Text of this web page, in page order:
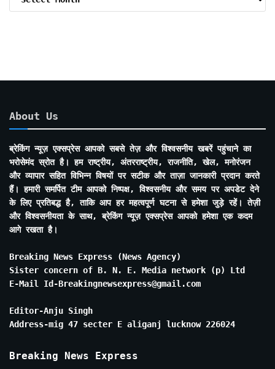
About Us
ब्रेकिंग न्यूज़ एक्सप्रेस आपको सबसे तेज़ और विश्वसनीय खबरें पहुंचाने का
भरोसेमंद स्रोत है। हम राष्ट्रीय, अंतरराष्ट्रीय, राजनीति, खेल, मनोरंजन
और व्यापार सहित विभिन्न विषयों पर सटीक और ताज़ा जानकारी प्रदान करते
हैं। हमारी समर्पित टीम आपको निष्पक्ष, विश्वसनीय और समय पर अपडेट देने
के लिए प्रतिबद्ध है, ताकि आप हर महत्वपूर्ण घटना से हमेशा जुड़े रहें। तेज़ी
और विश्वसनीयता के साथ, ब्रेकिंग न्यूज़ एक्सप्रेस आपको हमेशा एक कदम
आगे रखता है।
Breaking News Express (News Agency)
Sister concern of B. N. E. Media network (p) Ltd
E-Mail Id-Breakingnewsexpress@gmail.com
Editor-Anju Singh
Address-mig 47 secter E aliganj lucknow 226024
Breaking News Express